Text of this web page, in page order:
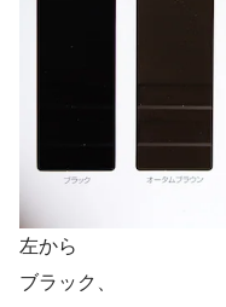
左から
ブラック、